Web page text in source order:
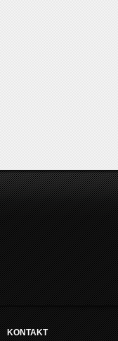
KONTAKT